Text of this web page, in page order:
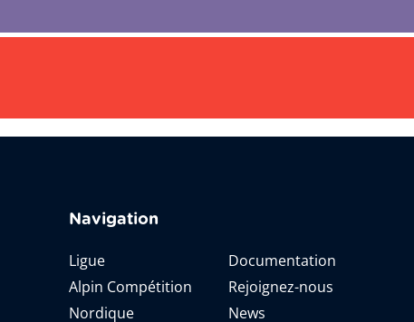
Navigation
Ligue
Alpin Compétition
Nordique
Documentation
Rejoignez-nous
News